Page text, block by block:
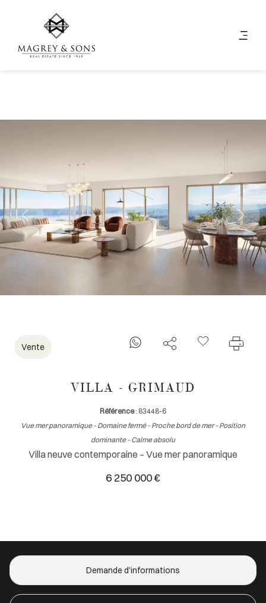
Vente
VILLA - GRIMAUD
Référence: 83448-6
Vue mer panoramique - Domaine fermé - Proche bord de mer - Position
dominante - Calme absolu
Villa neuve contemporaine – Vue mer panoramique
6 250 000 €
Demande d'informations